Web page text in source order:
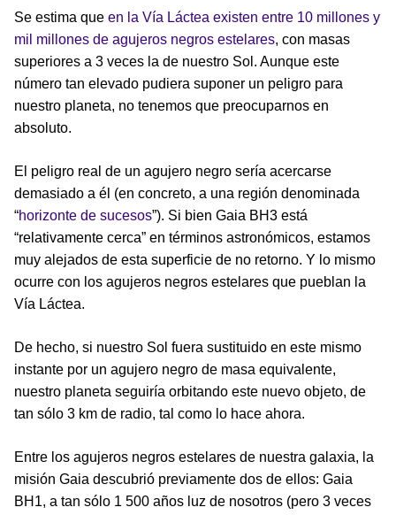
Se estima que en la Vía Láctea existen entre 10 millones y
mil millones de agujeros negros estelares, con masas
superiores a 3 veces la de nuestro Sol. Aunque este
número tan elevado pudiera suponer un peligro para
nuestro planeta, no tenemos que preocuparnos en
absoluto.
El peligro real de un agujero negro sería acercarse
demasiado a él (en concreto, a una región denominada
“horizonte de sucesos”). Si bien Gaia BH3 está
“relativamente cerca” en términos astronómicos, estamos
muy alejados de esta superficie de no retorno. Y lo mismo
ocurre con los agujeros negros estelares que pueblan la
Vía Láctea.
De hecho, si nuestro Sol fuera sustituido en este mismo
instante por un agujero negro de masa equivalente,
nuestro planeta seguiría orbitando este nuevo objeto, de
tan sólo 3 km de radio, tal como lo hace ahora.
Entre los agujeros negros estelares de nuestra galaxia, la
misión Gaia descubrió previamente dos de ellos: Gaia
BH1, a tan sólo 1 500 años luz de nosotros (pero 3 veces